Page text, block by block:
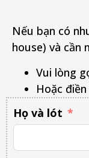
Nếu bạn có
house) và cần
Vui lòng
Hoặc
Họ và lót